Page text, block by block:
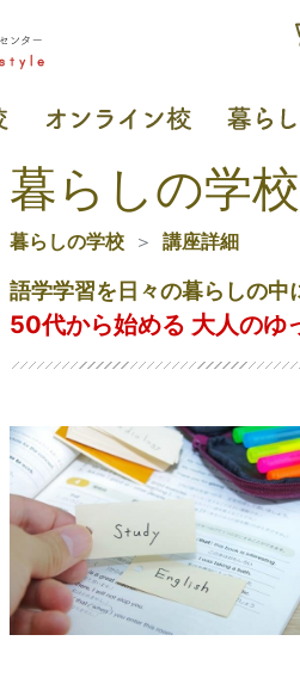
暮らしの学
暮らしの学校 講座詳細
語学学習を日々の暮らしの中
50代から始める 大人のゆ